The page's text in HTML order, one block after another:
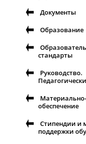
Документы
Образование
стандарты
Руководство.
обеспечение
Стипендии и
поддержки